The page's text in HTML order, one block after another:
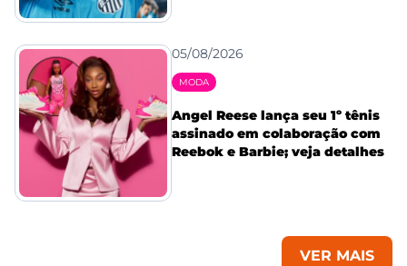
05/08/2026
MODA
Angel Reese lança seu 1º tênis
assinado em colaboração com
Reebok e Barbie; veja detalhes
VER MAIS